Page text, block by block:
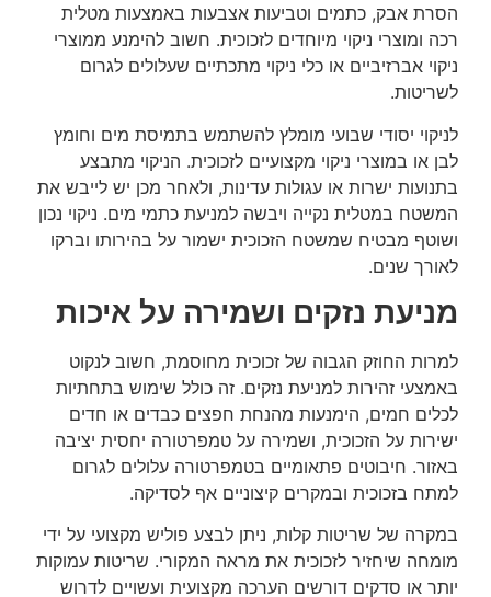
הסרת אבק, כתמים וטביעות אצבעות באמצעות מטלית
רכה ומוצרי ניקוי מיוחדים לזכוכית. חשוב להימנע ממוצרי
ניקוי אברזיביים או כלי ניקוי מתכתיים שעלולים לגרום
לשריטות.
לניקוי יסודי שבועי מומלץ להשתמש בתמיסת מים וחומץ
לבן או במוצרי ניקוי מקצועיים לזכוכית. הניקוי מתבצע
בתנועות ישרות או עגולות עדינות, ולאחר מכן יש לייבש את
המשטח במטלית נקייה ויבשה למניעת כתמי מים. ניקוי נכון
ושוטף מבטיח שמשטח הזכוכית ישמור על בהירותו וברקו
לאורך שנים.
מניעת נזקים ושמירה על איכות
למרות החוזק הגבוה של זכוכית מחוסמת, חשוב לנקוט
באמצעי זהירות למניעת נזקים. זה כולל שימוש בתחתיות
לכלים חמים, הימנעות מהנחת חפצים כבדים או חדים
ישירות על הזכוכית, ושמירה על טמפרטורה יחסית יציבה
באזור. חיבוטים פתאומיים בטמפרטורה עלולים לגרום
למתח בזכוכית ובמקרים קיצוניים אף לסדיקה.
במקרה של שריטות קלות, ניתן לבצע פוליש מקצועי על ידי
מומחה שיחזיר לזכוכית את מראה המקורי. שריטות עמוקות
יותר או סדקים דורשים הערכה מקצועית ועשויים לדרוש